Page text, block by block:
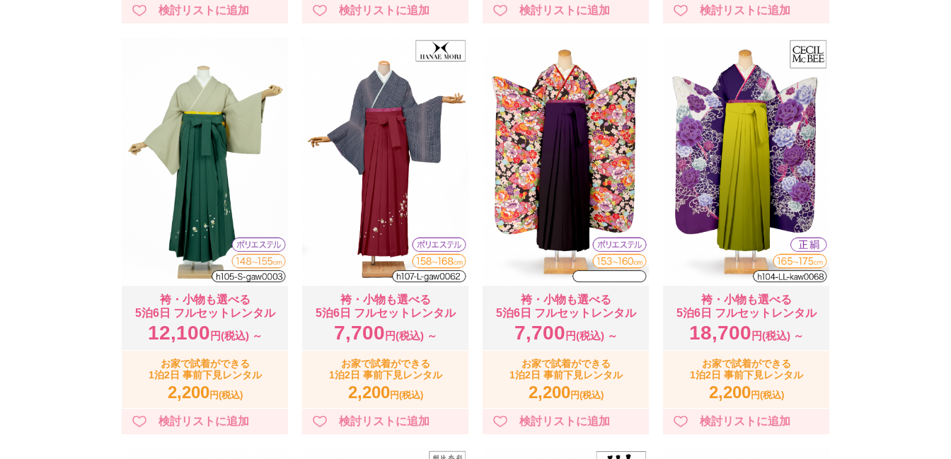
袴・小物も選べる
5泊6日 フルセットレンタル
12,100 円(税込) ～
お家で試着ができる
1泊2日 事前下見レンタル
2,200円(税込)
袴・小物も選べる
5泊6日 フルセットレンタル
7,700 円(税込) ～
お家で試着ができる
1泊2日 事前下見レンタル
2,200円(税込)
袴・小物も選べる
5泊6日 フルセットレンタル
7,700 円(税込) ～
お家で試着ができる
1泊2日 事前下見レンタル
2,200円(税込)
袴・小物も選べる
5泊6日 フルセットレンタル
18,700 円(税込) ～
お家で試着ができる
1泊2日 事前下見レンタル
2,200円(税込)